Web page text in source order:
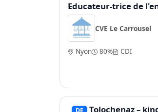
Educateur-trice de
CVE Le Carrousel
Nyon 80% CDI
DE
Tolochenaz –